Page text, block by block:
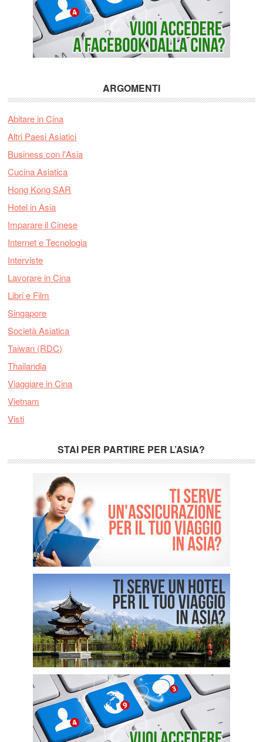
ARGOMENTI
Abitare in Cina
Altri Paesi Asiatici
Business con l'Asia
Cucina Asiatica
Hong Kong SAR
Hotel in Asia
Imparare il Cinese
Internet e Tecnologia
Interviste
Lavorare in Cina
Libri e Film
Singapore
Società Asiatica
Taiwan (RDC)
Thailandia
Viaggiare in Cina
Vietnam
Visti
STAI PER PARTIRE PER L’ASIA?